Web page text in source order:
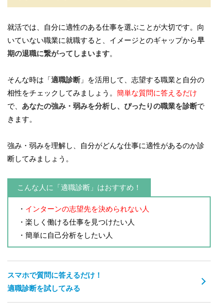
就活では、自分に適性のある仕事を選ぶことが大切です。向
いていない職業に就職すると、イメージとのギャップから早
期の退職に繋がってしまいます。
そんな時は「適職診断」を活用して、志望する職業と自分の
相性をチェックしてみましょう。 簡単な質問に答えるだけ
で、 あなたの強み・弱みを分析し、ぴったりの職業を診断で
きます。
強み・弱みを理解し、自分がどんな仕事に適性があるのか診
断してみましょう。
こんな人に「適職診断」はおすすめ！
・ インターンの志望先を決められない人
・楽しく働ける仕事を見つけたい人
・簡単に自己分析をしたい人
スマホで質問に答えるだけ！
適職診断を試してみる